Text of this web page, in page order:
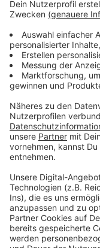
PIN gehört nicht
besten ist es aber
wirklich gut
Anzeige
Betrag in Euro
immer
Anzeige
Ein weiterer Tipp,
euch kennen, gilt
Währung haben.
direkt in Euro